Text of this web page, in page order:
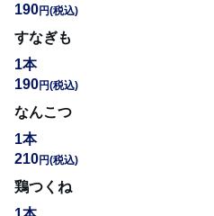
190円(税込)
すなぎも
1本
190円(税込)
なんこつ
1本
210円(税込)
鶏つくね